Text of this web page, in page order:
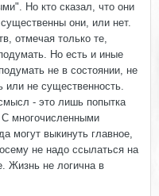
Но кто сказал, что они
они, или нет.
отмечая только те,
Но есть и иные
не в состоянии, не
или не существенность.
- это лишь попытка
многочисленными
могут выкинуть главное,
не надо ссылаться на
Жизнь не логична в